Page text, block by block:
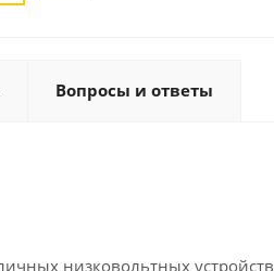
Вопросы и ответы
низковольтных устройств